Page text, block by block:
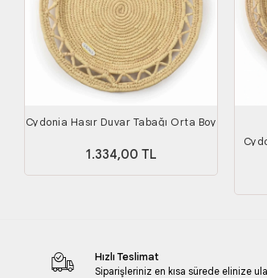
Cydonia Hasır Duvar Tabağı Orta Boy
1.334,00 TL
Hızlı Teslimat
Siparişleriniz en kısa sürede elinize